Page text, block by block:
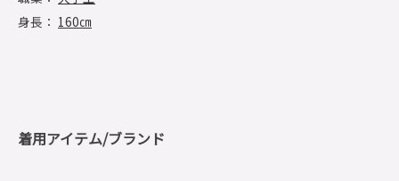
身長： 160㎝
着用アイテム/ブランド